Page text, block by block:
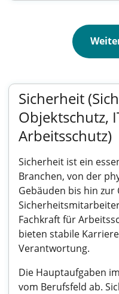
Sicherheit
Objektschutz,
Arbeitsschutz)
Sicherheit ist ein
Branchen, von der
Gebäuden bis hin zur
Fachkraft für
bieten stabile
Verantwortung.
Die Hauptaufgaben
vom Berufsfeld ab.